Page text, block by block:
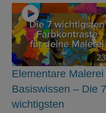
Elementare Malerei
Basiswissen – Die 7
wichtigsten